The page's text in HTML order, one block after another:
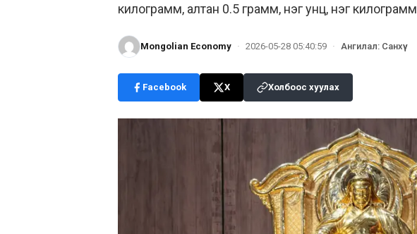
килограмм, алтан 0.5 грамм, нэг унц, нэг килограмм
Mongolian Economy · 2026-05-28 05:40:59 · Ангилал: Санхүү
Facebook X Холбоос хуулах